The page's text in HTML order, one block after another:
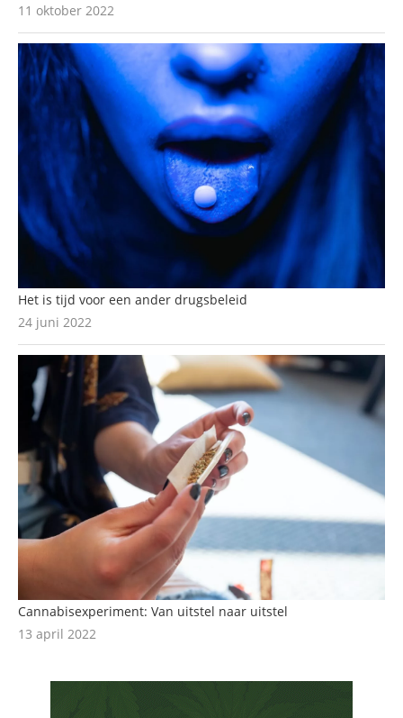
11 oktober 2022
Het is tijd voor een ander drugsbeleid
24 juni 2022
Cannabisexperiment: Van uitstel naar uitstel
13 april 2022